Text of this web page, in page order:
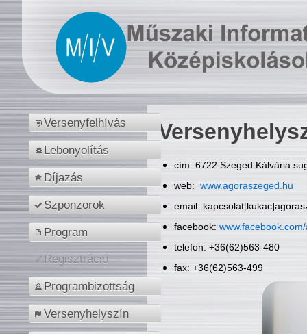
Versenyfelhívás
Lebonyolítás
Díjazás
Szponzorok
Program
Regisztráció
Programbizottság
Versenyhelyszín
cím: 6722 Szeged Kálvária
web: www.agoraszeged.hu
email:
facebook:
telefon: +36(62)563-480
fax: +36(62)563-499